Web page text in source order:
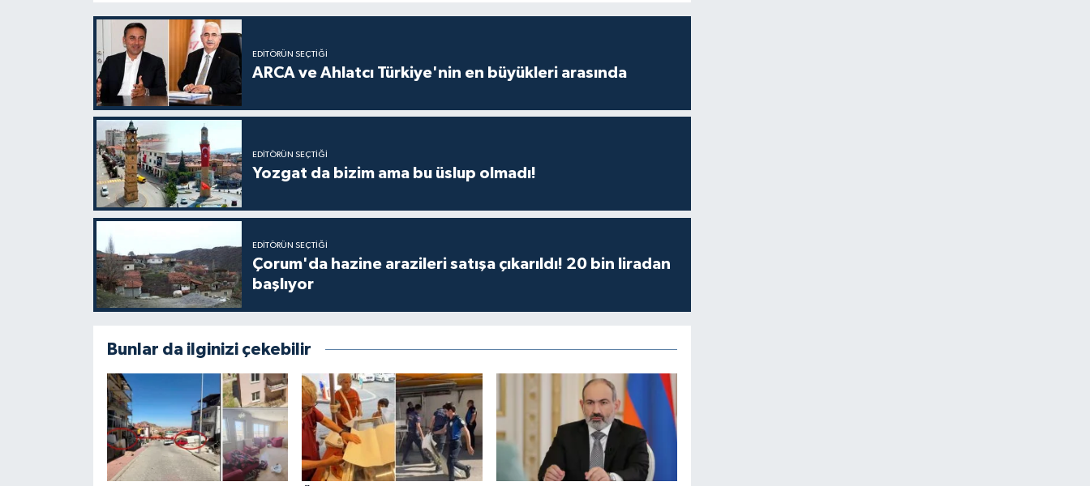
EDITÖRÜN SEÇTIĞI
ARCA ve Ahlatcı Türkiye'nin en büyükleri arasında
EDITÖRÜN SEÇTIĞI
Yozgat da bizim ama bu üslup olmadı!
EDITÖRÜN SEÇTIĞI
Çorum'da hazine arazileri satışa çıkarıldı! 20 bin liradan
başlıyor
Bunlar da ilginizi çekebilir